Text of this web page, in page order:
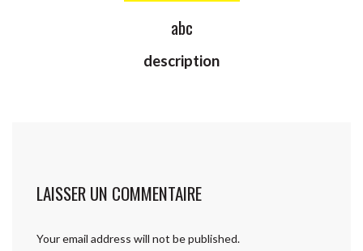
abc
description
LAISSER UN COMMENTAIRE
Your email address will not be published.